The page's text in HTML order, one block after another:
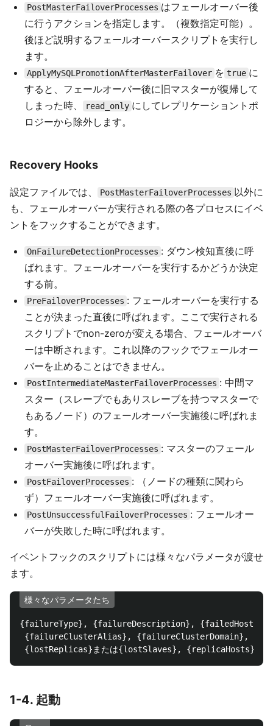
PostMasterFailoverProcesses はフェールオーバー後
に行うアクションを指定します。（複数指定可能）。
後ほど説明するフェールオーバースクリプトを実行し
ます。
ApplyMySQLPromotionAfterMasterFailover を true に
すると、フェールオーバー後に旧マスターが復帰して
しまった時、
read_only にしてレプリケーショントポ
ロジーから除外します。
Recovery Hooks
設定ファイルでは、 PostMasterFailoverProcesses 以外に
も、フェールオーバーが実行される際の各プロセスにイベ
ントをフックすることができます。
OnFailureDetectionProcesses : ダウン検知直後に呼
ばれます。フェールオーバーを実行するかどうか決定
する前。
PreFailoverProcesses : フェールオーバーを実行する
ことが決まった直後に呼ばれます。ここで実行される
スクリプトでnon-zeroが変える場合、フェールオーバ
ーは中断されます。これ以降のフックでフェールオー
バーを止めることはできません。
PostIntermediateMasterFailoverProcesses : 中間マ
スター（スレーブでもありスレーブを持つマスターで
もあるノード）のフェールオーバー実施後に呼ばれま
す。
PostMasterFailoverProcesses : マスターのフェール
オーバー実施後に呼ばれます。
PostFailoverProcesses : （ノードの種類に関わら
ず）フェールオーバー実施後に呼ばれます。
PostUnsuccessfulFailoverProcesses : フェールオー
バーが失敗した時に呼ばれます。
イベントフックのスクリプトには様々なパラメータが渡せ
ます。
様々なパラメータたち
{failureType}, {failureDescription}, {failedHost},
{failureClusterAlias}, {failureClusterDomain},
1-4. 起動